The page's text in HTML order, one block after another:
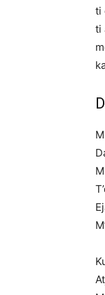
ti
ti